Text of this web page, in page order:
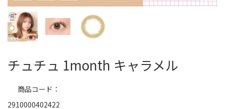
チュチュ 1month キャラメル
商品コード
2910000402422